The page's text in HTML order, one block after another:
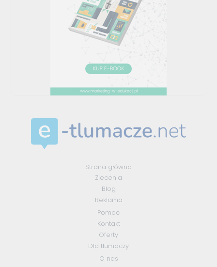
Strona główna
Zlecenia
Blog
Reklama
Pomoc
Kontakt
Oferty
Dla tłumaczy
O nas